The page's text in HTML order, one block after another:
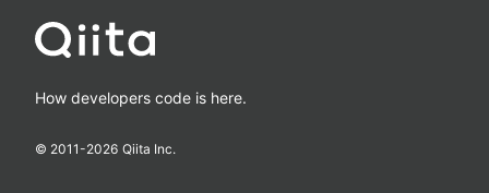
How developers code is here.
© 2011-2026 Qiita Inc.